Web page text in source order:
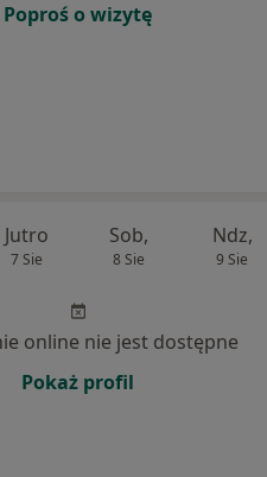
Poproś o wizytę
Jutro
7 Sie
Sob,
8 Sie
Ndz,
9 Sie
online nie jest dostępne
Pokaż profil